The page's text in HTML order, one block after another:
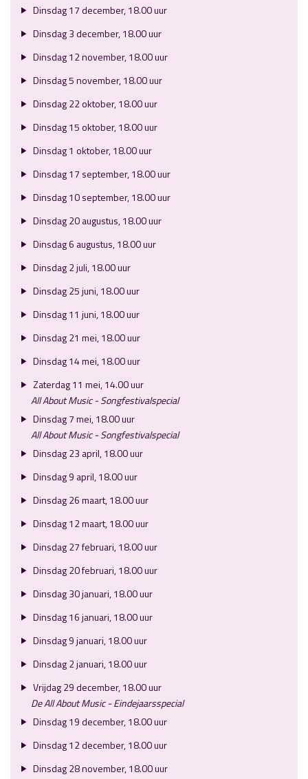
Dinsdag 17 december, 18.00 uur
Dinsdag 3 december, 18.00 uur
Dinsdag 12 november, 18.00 uur
Dinsdag 5 november, 18.00 uur
Dinsdag 22 oktober, 18.00 uur
Dinsdag 15 oktober, 18.00 uur
Dinsdag 1 oktober, 18.00 uur
Dinsdag 17 september, 18.00 uur
Dinsdag 10 september, 18.00 uur
Dinsdag 20 augustus, 18.00 uur
Dinsdag 6 augustus, 18.00 uur
Dinsdag 2 juli, 18.00 uur
Dinsdag 25 juni, 18.00 uur
Dinsdag 11 juni, 18.00 uur
Dinsdag 21 mei, 18.00 uur
Dinsdag 14 mei, 18.00 uur
Zaterdag 11 mei, 14.00 uur
All About Music - Songfestivalspecial
Dinsdag 7 mei, 18.00 uur
All About Music - Songfestivalspecial
Dinsdag 23 april, 18.00 uur
Dinsdag 9 april, 18.00 uur
Dinsdag 26 maart, 18.00 uur
Dinsdag 12 maart, 18.00 uur
Dinsdag 27 februari, 18.00 uur
Dinsdag 20 februari, 18.00 uur
Dinsdag 30 januari, 18.00 uur
Dinsdag 16 januari, 18.00 uur
Dinsdag 9 januari, 18.00 uur
Dinsdag 2 januari, 18.00 uur
Vrijdag 29 december, 18.00 uur
De All About Music - Eindejaarsspecial
Dinsdag 19 december, 18.00 uur
Dinsdag 12 december, 18.00 uur
Dinsdag 28 november, 18.00 uur